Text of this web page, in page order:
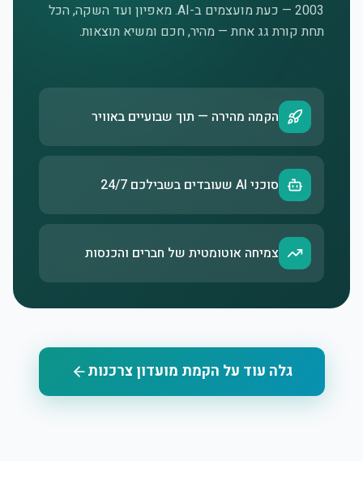
2003 — כעת מועצמים ב-AI. מאפיון ועד השקה, הכל
תחת קורת גג אחת — מהיר, חכם ומשיא תוצאות.
הקמה מהירה — תוך שבועיים באוויר
סוכני AI שעובדים בשבילכם 24/7
צמיחה אוטומטית של חברים והכנסות
גלה עוד על הקמת מועדון צרכנות